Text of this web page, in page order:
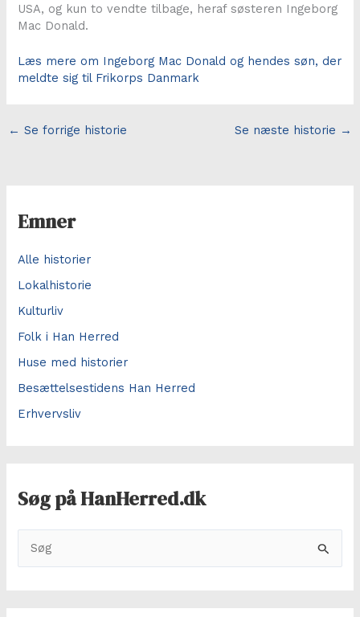
USA, og kun to vendte tilbage, heraf søsteren Ingeborg
Mac Donald.
Læs mere om Ingeborg Mac Donald og hendes søn, der
meldte sig til Frikorps Danmark
← Se forrige historie Se næste historie →
Emner
Alle historier
Lokalhistorie
Kulturliv
Folk i Han Herred
Huse med historier
Besættelsestidens Han Herred
Erhvervsliv
Søg på HanHerred.dk
ø